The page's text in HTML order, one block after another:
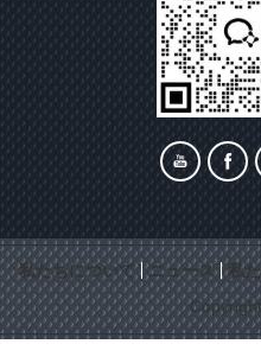
私たちについて ニュース
私